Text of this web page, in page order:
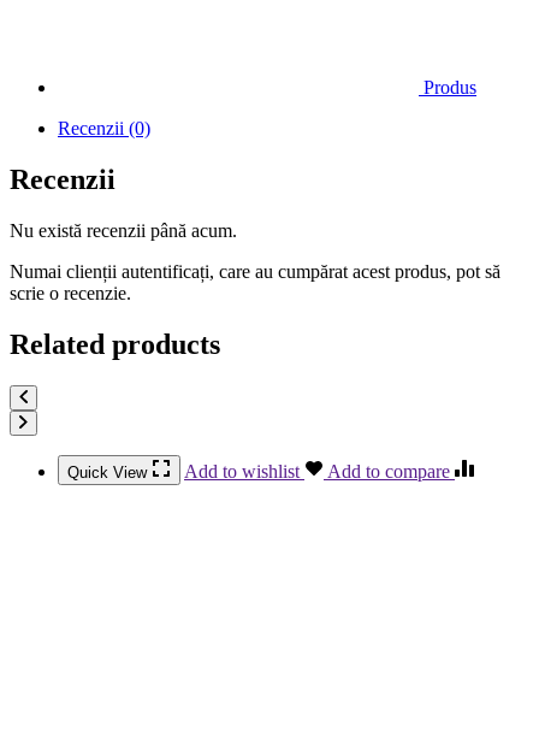
Produs
Recenzii (0)
Recenzii
Nu există recenzii până acum.
Numai clienții autentificați, care au cumpărat acest produs, pot să
scrie o recenzie.
Related products
Quick View Add to wishlist Add to compare